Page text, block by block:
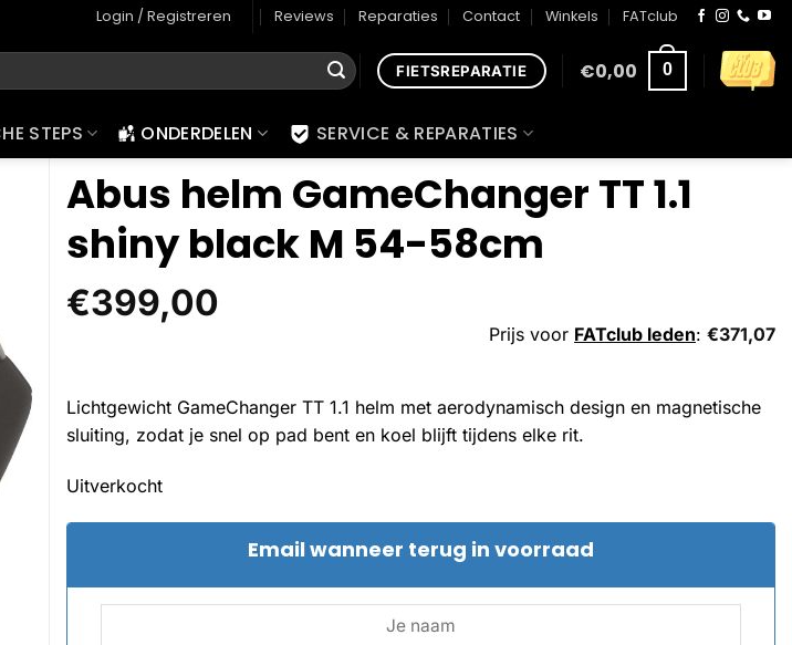
Login / Registreren Reviews Reparaties Contact Winkels FATclub
FIETSREPARATIE €0,00 0
STEPS ONDERDELEN SERVICE & REPARATIES
Abus helm GameChanger TT 1.1
shiny black M 54-58cm
€399,00
Prijs voor FATclub leden: €371,07
Lichtgewicht GameChanger TT 1.1 helm met aerodynamisch design en magnetische
sluiting, zodat je snel op pad bent en koel blijft tijdens elke rit.
Uitverkocht
Email wanneer terug in voorraad